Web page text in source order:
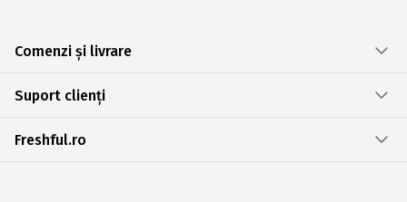
Comenzi și livrare
Suport clienți
Freshful.ro